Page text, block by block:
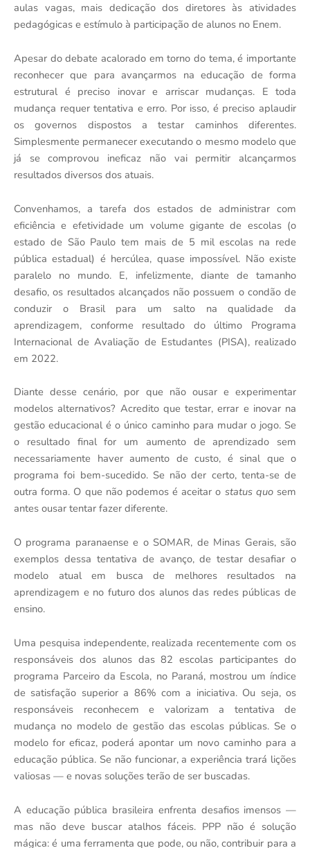
aulas vagas, mais dedicação dos diretores às atividades
pedagógicas e estímulo à participação de alunos no Enem.
Apesar do debate acalorado em torno do tema, é importante
reconhecer que para avançarmos na educação de forma
estrutural é preciso inovar e arriscar mudanças. E toda
mudança requer tentativa e erro. Por isso, é preciso aplaudir
os governos dispostos a testar caminhos diferentes.
Simplesmente permanecer executando o mesmo modelo que
já se comprovou ineficaz não vai permitir alcançarmos
resultados diversos dos atuais.
Convenhamos, a tarefa dos estados de administrar com
eficiência e efetividade um volume gigante de escolas (o
estado de São Paulo tem mais de 5 mil escolas na rede
pública estadual) é hercúlea, quase impossível. Não existe
paralelo no mundo. E, infelizmente, diante de tamanho
desafio, os resultados alcançados não possuem o condão de
conduzir o Brasil para um salto na qualidade da
aprendizagem, conforme resultado do último Programa
Internacional de Avaliação de Estudantes (PISA), realizado
em 2022.
Diante desse cenário, por que não ousar e experimentar
modelos alternativos? Acredito que testar, errar e inovar na
gestão educacional é o único caminho para mudar o jogo. Se
o resultado final for um aumento de aprendizado sem
necessariamente haver aumento de custo, é sinal que o
programa foi bem-sucedido. Se não der certo, tenta-se de
outra forma. O que não podemos é aceitar o status quo sem
antes ousar tentar fazer diferente.
O programa paranaense e o SOMAR, de Minas Gerais, são
exemplos dessa tentativa de avanço, de testar desafiar o
modelo atual em busca de melhores resultados na
aprendizagem e no futuro dos alunos das redes públicas de
ensino.
Uma pesquisa independente, realizada recentemente com os
responsáveis dos alunos das 82 escolas participantes do
programa Parceiro da Escola, no Paraná, mostrou um índice
de satisfação superior a 86% com a iniciativa. Ou seja, os
responsáveis reconhecem e valorizam a tentativa de
mudança no modelo de gestão das escolas públicas. Se o
modelo for eficaz, poderá apontar um novo caminho para a
educação pública. Se não funcionar, a experiência trará lições
valiosas — e novas soluções terão de ser buscadas.
A educação pública brasileira enfrenta desafios imensos —
mas não deve buscar atalhos fáceis. PPP não é solução
mágica: é uma ferramenta que pode, ou não, contribuir para a